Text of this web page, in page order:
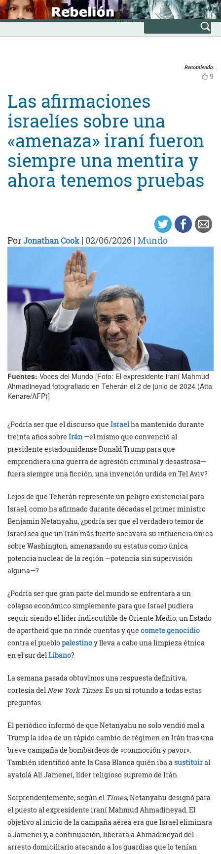
Skip
to
content
INICIO
Avanzada
Recomiendo:
9
Las afirmaciones
israelíes sobre una
«amenaza» iraní fueron
siempre una mentira y
ahora tenemos pruebas
PorJonathan Cook | 02/06/2026 | Mundo
Fuentes: Voces del Mundo [Foto: El expresidente iraní Mahmud
Ahmadineyad fotografiado en Teherán el 2 de junio de 2024 (Atta
Kenare/AFP)]
¿Podría ser que el discurso que Israelha mantenido durante
treinta años sobre Irán—el mismo que convenció al
presidente estadounidense Donald Trump para que
emprendiera una guerra de agresión criminal y desastrosa—
fuera siempre una ficción, una invención urdida en Tel Aviv?
Lejos de que Teherán represente un peligro existencial para
Israel, como ha afirmado durante décadas el primer ministro
Benjamin Netanyahu, ¿podría ser que el verdadero temor de
Israel sea que un Irán más fuerte socavara su influencia única
sobre Washington, amenazando su estatus como única
potencia nuclear de la región —potencia sin supervisión
alguna—?
¿Podría ser que gran parte del mundo se enfrentara a un
colapso económico simplemente para que Israel pudiera
seguir siendo el líder indiscutible de Oriente Medio, un Estado
de apartheid que no rinde cuentas y que comete genocidio
contra el pueblopalestinoy lleva a cabo una limpieza étnica
en el sur delLíbano?
La semana pasada obtuvimos una respuesta definitiva,
cortesía delNew York Times. Es un sí rotundo a todas estas
preguntas.
El periódico informó de que Netanyahu no solo vendió mal a
Trump la idea de un rápido cambio de régimen en Irán tras una
breve campaña de bombardeos de «conmoción y pavor».
También identificó ante la Casa Blanca quién iba a sustituiral
ayatolá Alí Jamenei, líder religioso supremo de Irán.
Sorprendentemente, según el Times, Netanyahu designó para
el puesto al expresidente iraní Mahmud Ahmadineyad. El
objetivo al inicio de la campaña aérea era que Israel eliminara
a Jamenei y, a continuación, liberara a Ahmadineyad del
arresto domiciliario atacando a los guardias que lo tenían